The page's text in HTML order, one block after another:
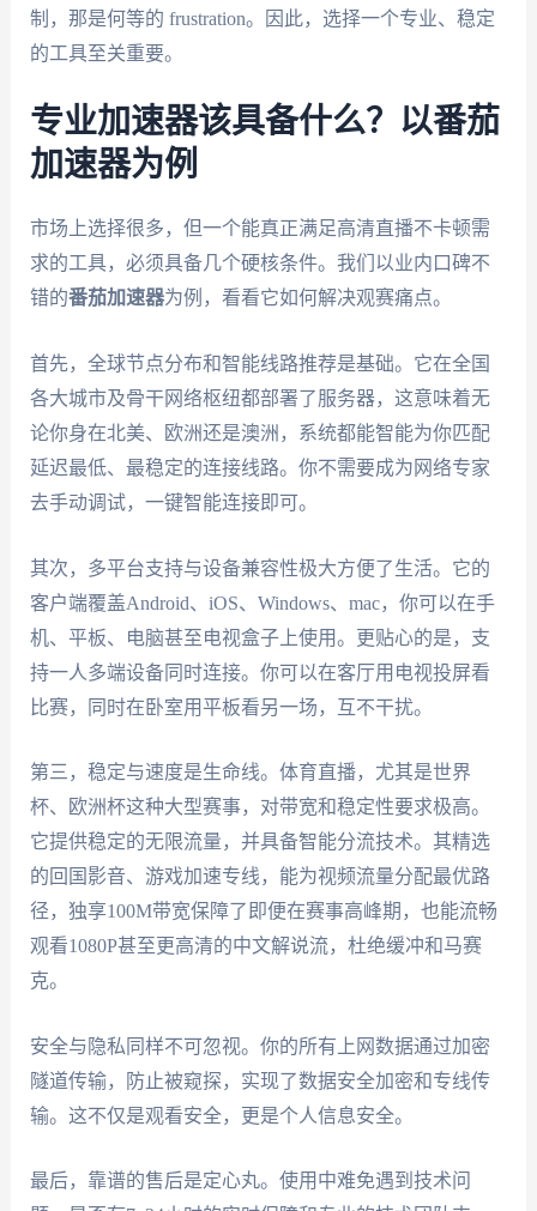
制，那是何等的 frustration。因此，选择一个专业、稳定
的工具至关重要。
专业加速器该具备什么？以番茄
加速器为例
市场上选择很多，但一个能真正满足高清直播不卡顿需
求的工具，必须具备几个硬核条件。我们以业内口碑不
错的番茄加速器为例，看看它如何解决观赛痛点。
首先，全球节点分布和智能线路推荐是基础。它在全国
各大城市及骨干网络枢纽都部署了服务器，这意味着无
论你身在北美、欧洲还是澳洲，系统都能智能为你匹配
延迟最低、最稳定的连接线路。你不需要成为网络专家
去手动调试，一键智能连接即可。
其次，多平台支持与设备兼容性极大方便了生活。它的
客户端覆盖Android、iOS、Windows、mac，你可以在手
机、平板、电脑甚至电视盒子上使用。更贴心的是，支
持一人多端设备同时连接。你可以在客厅用电视投屏看
比赛，同时在卧室用平板看另一场，互不干扰。
第三，稳定与速度是生命线。体育直播，尤其是世界
杯、欧洲杯这种大型赛事，对带宽和稳定性要求极高。
它提供稳定的无限流量，并具备智能分流技术。其精选
的回国影音、游戏加速专线，能为视频流量分配最优路
径，独享100M带宽保障了即便在赛事高峰期，也能流畅
观看1080P甚至更高清的中文解说流，杜绝缓冲和马赛
克。
安全与隐私同样不可忽视。你的所有上网数据通过加密
隧道传输，防止被窥探，实现了数据安全加密和专线传
输。这不仅是观看安全，更是个人信息安全。
最后，靠谱的售后是定心丸。使用中难免遇到技术问